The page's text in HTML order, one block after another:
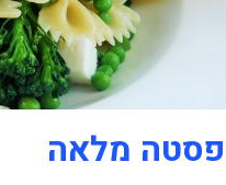
פסטה מלאה